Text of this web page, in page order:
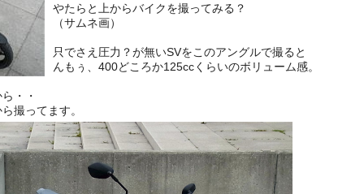
やたらと上からバイクを撮ってみる？
（サムネ画）
只でさえ圧力？が無いSVをこのアングルで撮ると
んもぅ、400どころか125ccくらいのボリューム感。
・・
撮ってます。